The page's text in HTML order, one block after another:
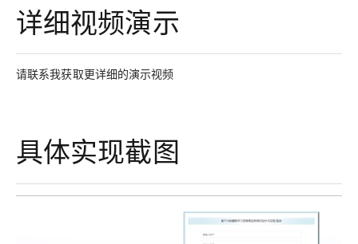
详细视频演示
请联系我获取更详细的演示视频
具体实现截图